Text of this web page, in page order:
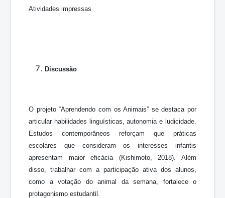
Atividades impressas
Discussão
O projeto “Aprendendo com os Animais” se destaca por
articular habilidades linguísticas, autonomia e ludicidade.
Estudos contemporâneos reforçam que práticas
escolares que consideram os interesses infantis
apresentam maior eficácia (Kishimoto, 2018). Além
disso, trabalhar com a participação ativa dos alunos,
como a votação do animal da semana, fortalece o
protagonismo estudantil.